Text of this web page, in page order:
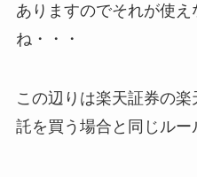
ありますのでそれが使
ね・・・
この辺りは楽天証券の
託を買う場合と同じルー